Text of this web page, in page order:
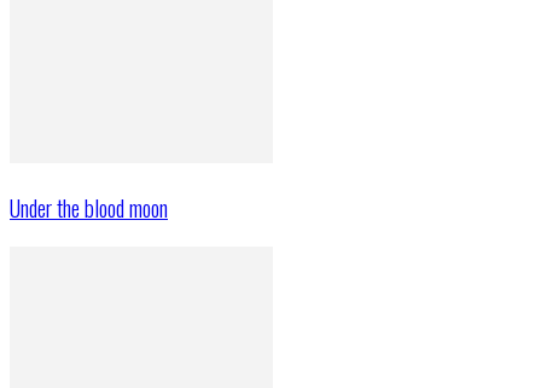
Under the blood moon